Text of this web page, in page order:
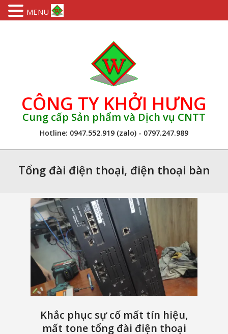
CÔNG TY KHỞI HƯNG
Cung cấp Sản phẩm và Dịch vụ CNTT
Hotline: 0947.552.919 (zalo) - 0797.247.989
NavigationTổng đài điện thoại, điện thoại bàn
Khắc phục sự cố mất tín hiệu,
mất tone tổng đài điện thoại
MENU